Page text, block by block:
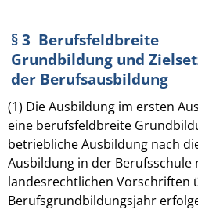
§ 3 Berufsfeldbreite
Grundbildung und
der Berufsausbildung
(1) Die Ausbildung im ersten
eine berufsfeldbreite
betriebliche Ausbildung nach
Ausbildung in der Berufsschule
landesrechtlichen Vorschriften
Berufsgrundbildungsjahr